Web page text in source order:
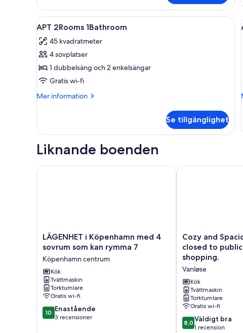
-
sovrum
1
Öppna
alla
foton
för
APT
2Rooms
1Bathroom
7
APT 2Rooms 1Bathroom
45 kvadratmeter
4 sovplatser
1 dubbelsäng och 2 enkelsängar
Gratis wi-fi
Mer information
Mer
2Rooms
Se tillgänglighet
Liknande boenden
LÄGENHET
i
med
4
sovrum
som
kan
rymma
7
LÄGENHET i Köpenhamn med 4
sovrum som kan rymma 7
Köpenhamn centrum
Kök
Tvättmaskin
Torktumlare
Gratis wi-fi
10.0
av
10 Enastående
3 recensioner
LÄGENHET i Köpenhamn med 4 sovrum som kan rymma 7
Cozy
and
Spacious
Apartment
closed
to
public
Transport
and
shopping.
Vanløse
Cozy and
closed to public Transport and
shopping.
Vanløse
Kök
Tvättmaskin
Torktumlare
Gratis wi-fi
8.0
av
8,0 Väldigt bra
1 recension
Cozy and